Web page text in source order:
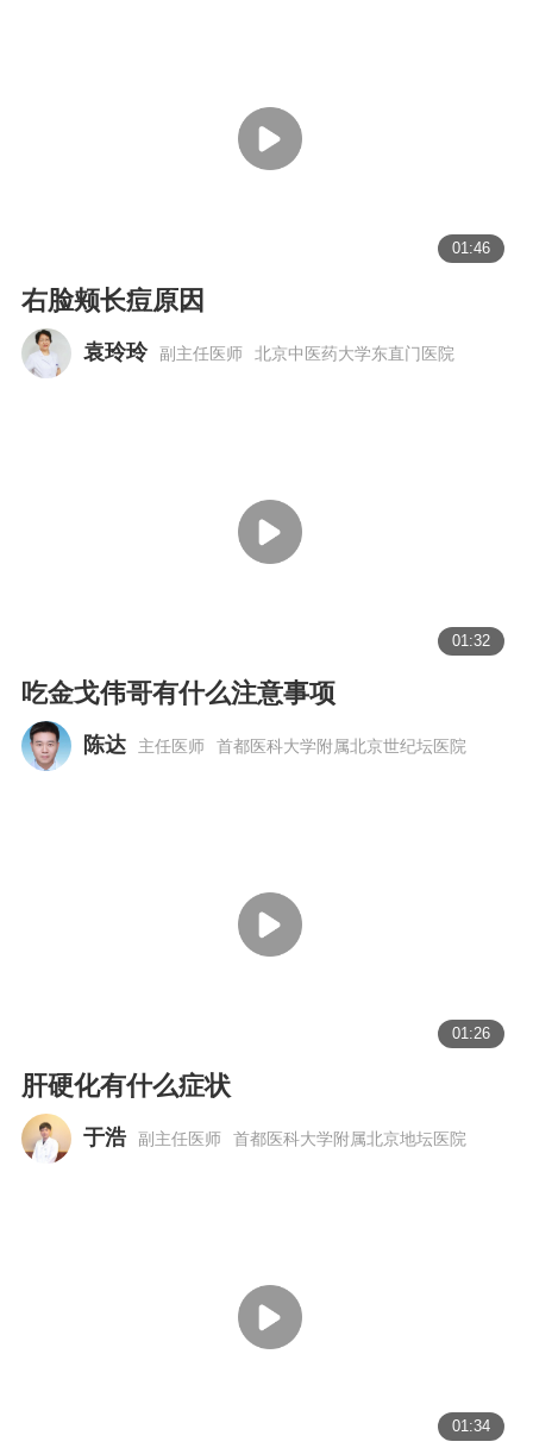
01:46
右脸颊长痘原因
袁玲玲 副主任医师 北京中医药大学东直门医院
01:32
吃金戈伟哥有什么注意事项
陈达 主任医师 首都医科大学附属北京世纪坛医院
01:26
肝硬化有什么症状
于浩 副主任医师 首都医科大学附属北京地坛医院
01:34